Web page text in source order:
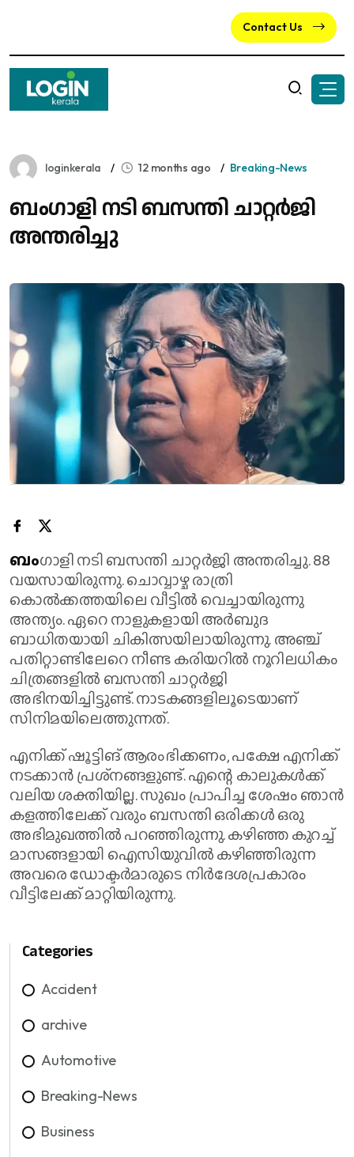
Contact Us
loginkerala 12 months ago Breaking-News
ബം​ഗാളി നടി ബസന്തി ചാറ്റർജി
അന്തരിച്ചു
ബം​ഗാളി നടി ബസന്തി ചാറ്റർജി അന്തരിച്ചു. 88
വയസായിരുന്നു. ചൊവ്വാഴ്ച രാത്രി
കൊൽക്കത്തയിലെ വീട്ടിൽ വെച്ചായിരുന്നു
അന്ത്യം. ഏറെ നാളുകളായി അർബുദ
ബാധിതയായി ചികിത്സയിലായിരുന്നു. അഞ്ച്
പതിറ്റാണ്ടിലേറെ നീണ്ട കരിയറിൽ നൂറിലധികം
ചിത്രങ്ങളിൽ ബസന്തി ചാറ്റർജി
അഭിനയിച്ചിട്ടുണ്ട്. നാടകങ്ങളിലൂടെയാണ്
സിനിമയിലെത്തുന്നത്.
എനിക്ക് ഷൂട്ടിങ് ആരംഭിക്കണം, പക്ഷേ എനിക്ക്
നടക്കാൻ പ്രശ്‌നങ്ങളുണ്ട്. എന്റെ കാലുകൾക്ക്
വലിയ ശക്തിയില്ല. സുഖം പ്രാപിച്ച ശേഷം ഞാൻ
കളത്തിലേക്ക് വരും ബസന്തി ഒരിക്കൾ ഒരു
അഭിമുഖത്തിൽ പറഞ്ഞിരുന്നു. കഴിഞ്ഞ കുറച്ച്
മാസങ്ങളായി ഐസിയുവിൽ കഴിഞ്ഞിരുന്ന
അവരെ ഡോക്ടർമാരുടെ നിർദേശപ്രകാരം
വീട്ടിലേക്ക് മാറ്റിയിരുന്നു.
Categories
Accident
archive
Automotive
Breaking-News
Business